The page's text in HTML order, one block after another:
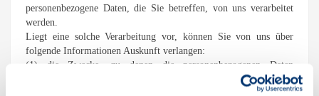
personenbezogene Daten, die Sie betreffen, von uns verarbeitet
werden.
Liegt eine solche Verarbeitung vor, können Sie von uns über
folgende Informationen Auskunft verlangen:
(1) die Zwecke, zu denen die personenbezogenen Daten
(2) die Kategorien von personenbezogenen Daten, welche